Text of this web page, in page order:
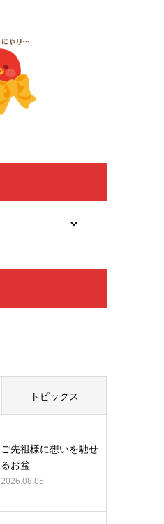
トピックス
ご先祖様に想いを馳せ
るお盆
2026.08.05